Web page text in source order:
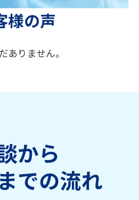
様の声
ありません。
から
での流れ